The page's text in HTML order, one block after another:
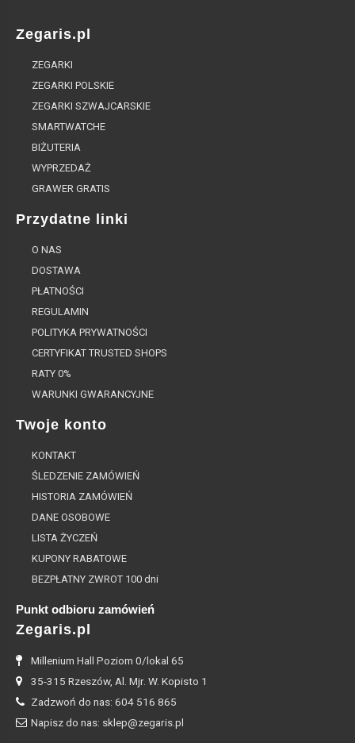
Zegaris.pl
ZEGARKI
ZEGARKI POLSKIE
ZEGARKI SZWAJCARSKIE
SMARTWATCHE
BIŻUTERIA
WYPRZEDAŻ
GRAWER GRATIS
Przydatne linki
O NAS
DOSTAWA
PŁATNOŚCI
REGULAMIN
POLITYKA PRYWATNOŚCI
CERTYFIKAT TRUSTED SHOPS
RATY 0%
WARUNKI GWARANCYJNE
Twoje konto
KONTAKT
ŚLEDZENIE ZAMÓWIEŃ
HISTORIA ZAMÓWIEŃ
DANE OSOBOWE
LISTA ŻYCZEŃ
KUPONY RABATOWE
BEZPŁATNY ZWROT 100 dni
Punkt odbioru zamówień
Zegaris.pl
Millenium Hall Poziom 0/lokal 65
35-315 Rzeszów, Al. Mjr. W. Kopisto 1
Zadzwoń do nas: 604 516 865
Napisz do nas: sklep@zegaris.pl